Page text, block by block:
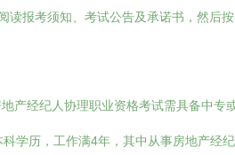
读报考须知、考试公告及承诺书，然后
产经纪人协理职业资格考试需具备中专
学历，工作满4年，其中从事房地产经纪